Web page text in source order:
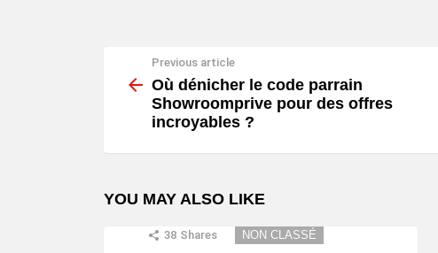
more
Previous article
Où dénicher le code parrain
Showroomprive pour des offres
incroyables ?
YOU MAY ALSO LIKE
38 Shares NON CLASSÉ